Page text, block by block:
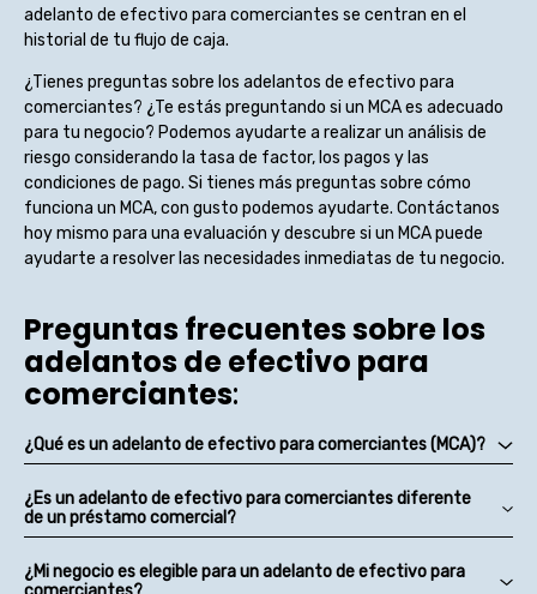
adelanto de efectivo para comerciantes se centran en el
historial de tu flujo de caja.
¿Tienes preguntas sobre los adelantos de efectivo para
comerciantes? ¿Te estás preguntando si un MCA es adecuado
para tu negocio? Podemos ayudarte a realizar un análisis de
riesgo considerando la tasa de factor, los pagos y las
condiciones de pago. Si tienes más preguntas sobre cómo
funciona un MCA, con gusto podemos ayudarte. Contáctanos
hoy mismo para una evaluación y descubre si un MCA puede
ayudarte a resolver las necesidades inmediatas de tu negocio.
Preguntas frecuentes sobre los
adelantos de efectivo para
comerciantes:
¿Qué es un adelanto de efectivo para comerciantes (MCA)?
¿Es un adelanto de efectivo para comerciantes diferente
de un préstamo comercial?
¿Mi negocio es elegible para un adelanto de efectivo para